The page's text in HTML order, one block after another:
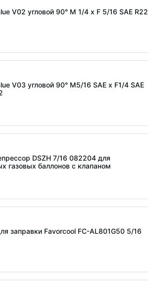
V02 угловой 90° M 1/4 x F 5/16 SAE R22
V03 угловой 90° M5/16 SAE x F1/4 SAE
DSZH 7/16 082204 для
газовых баллонов с клапаном
заправки Favorcool FC-AL801G50 5/16